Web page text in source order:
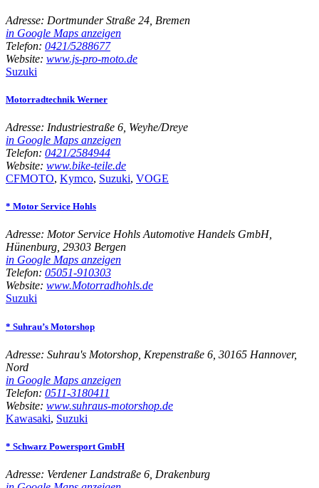
Adresse: Dortmunder Straße 24, Bremen
in Google Maps anzeigen
Telefon: 0421/5288677
Website: www.js-pro-moto.de
Suzuki
Motorradtechnik Werner
Adresse: Industriestraße 6, Weyhe/Dreye
in Google Maps anzeigen
Telefon: 0421/2584944
Website: www.bike-teile.de
CFMOTO, Kymco, Suzuki, VOGE
* Motor Service Hohls
Adresse: Motor Service Hohls Automotive Handels GmbH,
Hünenburg, 29303 Bergen
in Google Maps anzeigen
Telefon: 05051-910303
Website: www.Motorradhohls.de
Suzuki
* Suhrau’s Motorshop
Adresse: Suhrau's Motorshop, Krepenstraße 6, 30165 Hannover,
Nord
in Google Maps anzeigen
Telefon: 0511-3180411
Website: www.suhraus-motorshop.de
Kawasaki, Suzuki
* Schwarz Powersport GmbH
Adresse: Verdener Landstraße 6, Drakenburg